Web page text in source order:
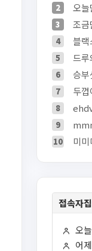
2 오늘
3 조금
4 블랙
5 드루
6 승부
7 두껍
8
9
10 미미
접속자
오늘
어제